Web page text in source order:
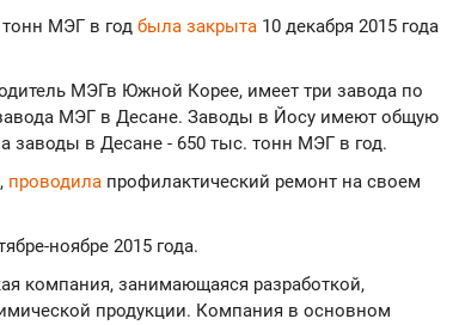
МЭГ в год была закрыта 10 декабря 2015 года
МЭГв Южной Корее, имеет три завода по
МЭГ в Десане. Заводы в Йосу имеют общую
заводы в Десане - 650 тыс. тонн МЭГ в год.
проводила профилактический ремонт на своем
ноябре 2015 года.
компания, занимающаяся разработкой,
продукции. Компания в основном